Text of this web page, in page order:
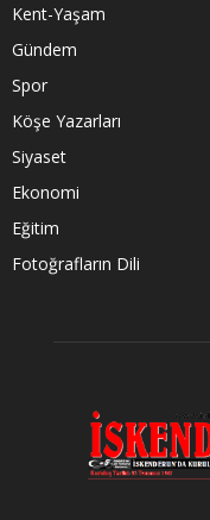
Kent-Yaşam
Gündem
Spor
Köşe Yazarları
Siyaset
Ekonomi
Eğitim
Fotoğrafların Dili